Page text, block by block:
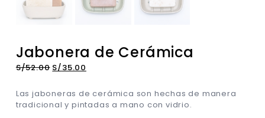
Jabonera de Cerámica
S/52.00 S/35.00
Las jaboneras de cerámica son hechas de manera
tradicional y pintadas a mano con vidrio.